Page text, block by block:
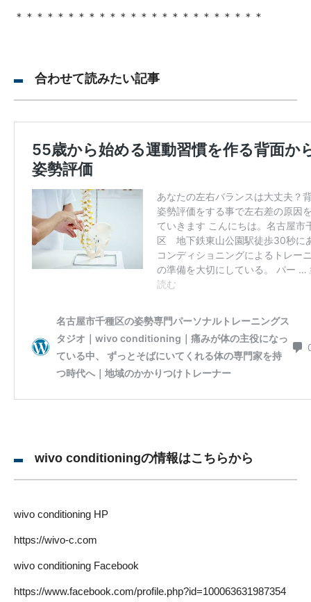
＊＊＊＊＊＊＊＊＊＊＊＊＊＊＊＊＊＊＊＊＊＊＊＊
合わせて読みたい記事
wivo conditioningの情報はこちらから
wivo conditioning HP
https://wivo-c.com
wivo conditioning Facebook
https://www.facebook.com/profile.php?id=100063631987354